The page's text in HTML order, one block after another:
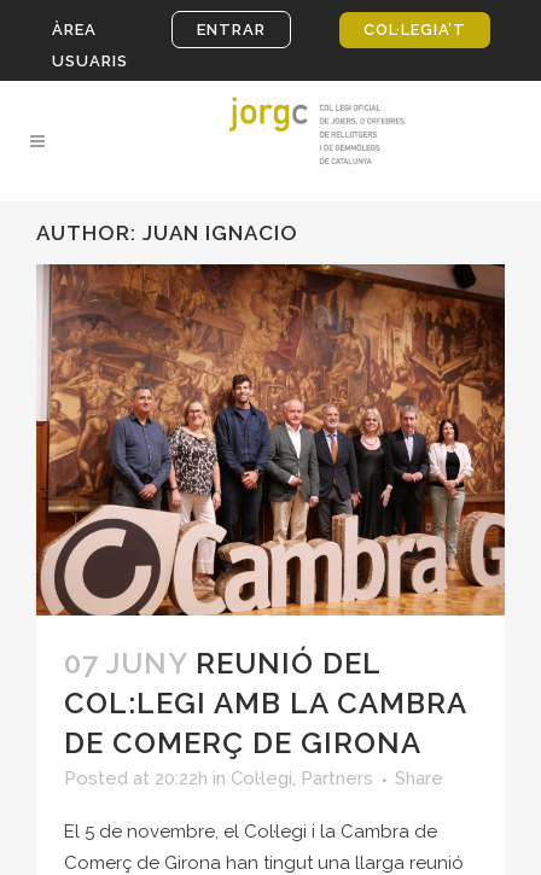
ÀREA
USUARIS
ENTRAR COL·LEGIA’T
AUTHOR: JUAN IGNACIO
07 JUNY REUNIÓ DEL
COL:LEGI AMB LA CAMBRA
DE COMERÇ DE GIRONA
Posted at 20:22h in Col·legi, Partners Share
El 5 de novembre, el Col·legi i la Cambra de
Comerç de Girona han tingut una llarga reunió